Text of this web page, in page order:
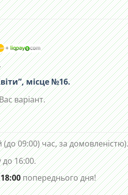
місце №16.
варіант.
(до 09:00) час, за домовленістю).
16:00.
попереднього дня!